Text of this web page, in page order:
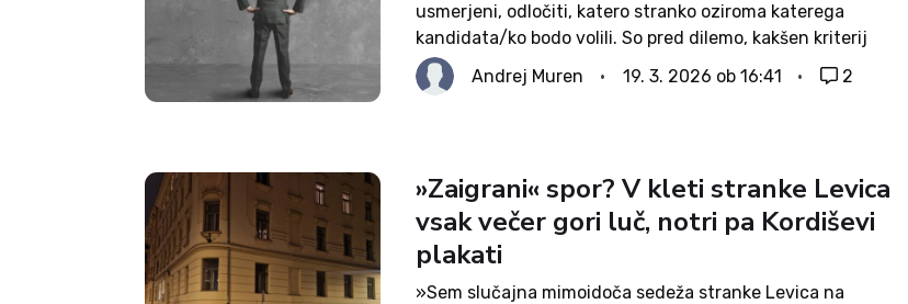
usmerjeni, odločiti, katero stranko oziroma katerega
kandidata/ko bodo volili. So pred dilemo, kakšen kriterij
uporabiti pri presoji. Možnih kriterijev je seveda več, npr.
nazorsko opredeljenost kandidata, njegova izobrazba, dobro
Andrej Muren 19. 3. 2026 ob 16:41 2
»Zaigrani« spor? V kleti stranke Levica
vsak večer gori luč, notri pa Kordiševi
plakati
»Sem slučajna mimoidoča sedeža stranke Levica na